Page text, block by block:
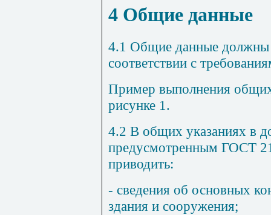
4 Общие данные
4.1 Общие данные должны
соответствии с
Пример выполнения
рисунке 1.
4.2 В общих указаниях в
предусмотренным ГОСТ
приводить:
- сведения об основных
здания и сооружения;